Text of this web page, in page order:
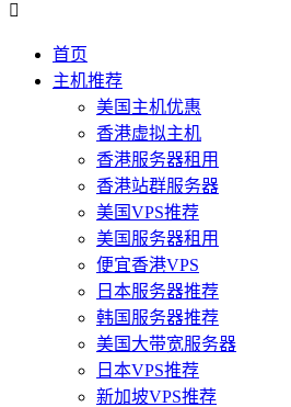

首页
主机推荐
美国主机优惠
香港虚拟主机
香港服务器租用
香港站群服务器
美国VPS推荐
美国服务器租用
便宜香港VPS
日本服务器推荐
韩国服务器推荐
美国大带宽服务器
日本VPS推荐
新加坡VPS推荐